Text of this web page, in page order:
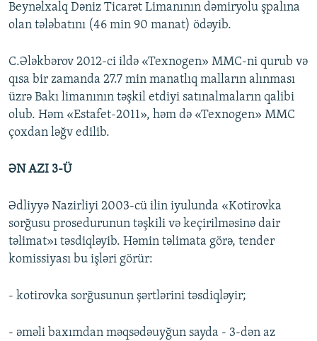
Beynəlxalq Dəniz Ticarət Limanının dəmiryolu şpalına
olan tələbatını (46 min 90 manat) ödəyib.
C.Ələkbərov 2012-ci ildə «Texnogen» MMC-ni qurub və
qısa bir zamanda 27.7 min manatlıq malların alınması
üzrə Bakı limanının təşkil etdiyi satınalmaların qalibi
olub. Həm «Estafet-2011», həm də «Texnogen» MMC
çoxdan ləğv edilib.
ƏN AZI 3-Ü
Ədliyyə Nazirliyi 2003-cü ilin iyulunda «Kotirovka
sorğusu prosedurunun təşkili və keçirilməsinə dair
təlimat»ı təsdiqləyib. Həmin təlimata görə, tender
komissiyası bu işləri görür:
- kotirovka sorğusunun şərtlərini təsdiqləyir;
- əməli baxımdan məqsədəuyğun sayda - 3-dən az